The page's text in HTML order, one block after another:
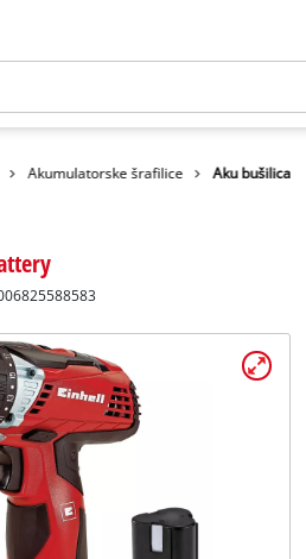
Akumulatorske šrafilice Aku bušilica